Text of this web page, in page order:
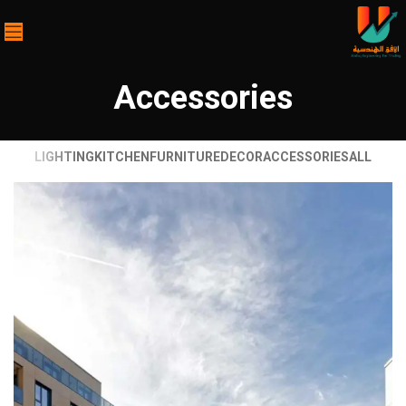
Accessories
ALL
ACCESSORIES
DECOR
FURNITURE
KITCHEN
LIGHTING